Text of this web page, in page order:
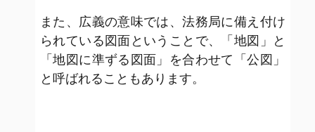
また、広義の意味では、法務局に備え付け
られている図面ということで、「地図」と
「地図に準ずる図面」を合わせて「公図」
と呼ばれることもあります。